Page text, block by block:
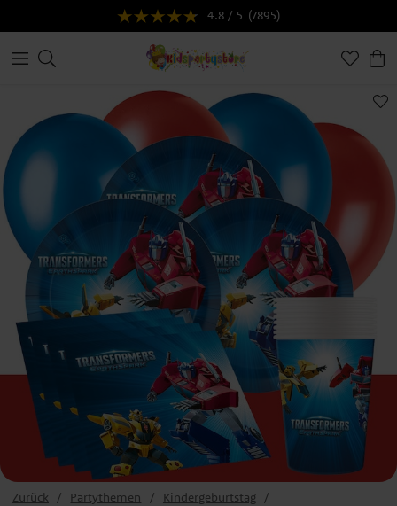
4.8 / 5 (7895)
Zurück Partythemen
Kindergeburtstag